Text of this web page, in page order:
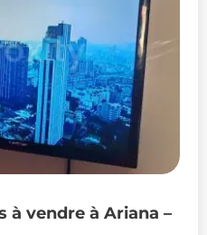
à vendre à Ariana –